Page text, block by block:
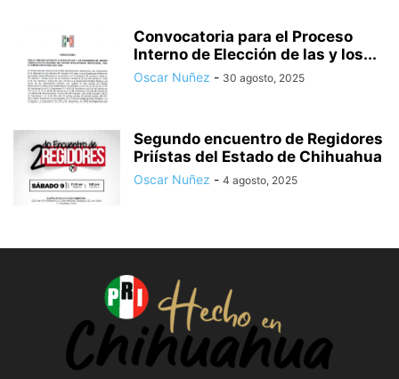
Convocatoria para el Proceso
Interno de Elección de las y los...
Oscar Nuñez - 30 agosto, 2025
Segundo encuentro de Regidores
Priístas del Estado de Chihuahua
Oscar Nuñez - 4 agosto, 2025